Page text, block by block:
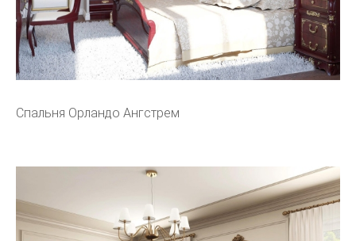
Спальня Орландо Ангстрем